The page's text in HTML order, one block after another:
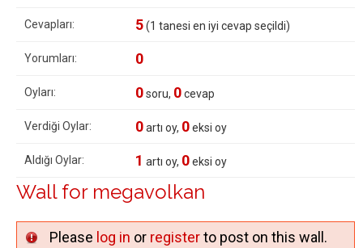
Cevapları: 5(1 tanesi en iyi cevap seçildi)
Yorumları: 0
Oyları: 0soru, 0cevap
Verdiği Oylar: 0artı oy, 0eksi oy
Aldığı Oylar: 1 artı oy, 0eksi oy
Wall for megavolkan
Please log in or registerto post on this wall.